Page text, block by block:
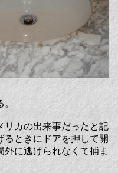
リカの出来事だったと記
るときにドアを押して開
に逃げられなくて捕ま